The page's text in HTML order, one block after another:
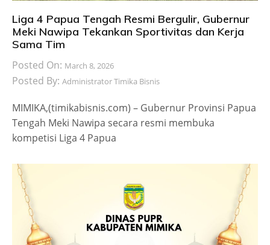
Liga 4 Papua Tengah Resmi Bergulir, Gubernur
Meki Nawipa Tekankan Sportivitas dan Kerja
Sama Tim
Posted On: March 8, 2026
Posted By: Administrator Timika Bisnis
MIMIKA,(timikabisnis.com) – Gubernur Provinsi Papua
Tengah Meki Nawipa secara resmi membuka
kompetisi Liga 4 Papua